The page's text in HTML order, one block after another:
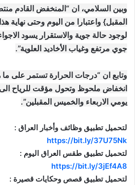
وبين السلامي، ان “المنخفض القادم
المقبل} واعتبارا من اليوم وحتى نهاية
لوجود حالة جوية والاستقرار يسود
جوي مرتفع وغياب الأخاديد العلوية”.
وتابع ان “درجات الحرارة تستمر على
انخفاض ملحوظ وتحول مؤقت للرياح الى
يومي الاربعاء والخميس المقبلين”.
لتحميل تطبيق وظائف وأخبار العراق :
https://bit.ly/37U75Nk
لتحميل تطبيق طقس العراق اليوم :
https://bit.ly/3jEf4A8
لتحميل تطبيق قصص وحكايات قصيرة :